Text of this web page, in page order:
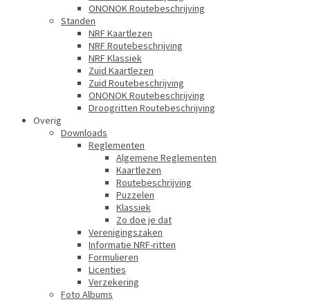
ONONOK Routebeschrijving
Standen
NRF Kaartlezen
NRF Routebeschrijving
NRF Klassiek
Zuid Kaartlezen
Zuid Routebeschrijving
ONONOK Routebeschrijving
Droogritten Routebeschrijving
Overig
Downloads
Reglementen
Algemene Reglementen
Kaartlezen
Routebeschrijving
Puzzelen
Klassiek
Zo doe je dat
Verenigingszaken
Informatie NRF-ritten
Formulieren
Licenties
Verzekering
Foto Albums